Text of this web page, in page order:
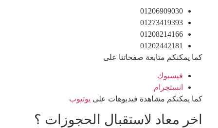
01206909030
01273419393
01208214166
01202442181
كما يمكنكم متابعة صفحاتنا على
فيسبوك
انستجرام
كما يمكنكم مشاهدة فيديوهات على يوتيوب
اخر معاد لاستقبال الحجوزات ؟